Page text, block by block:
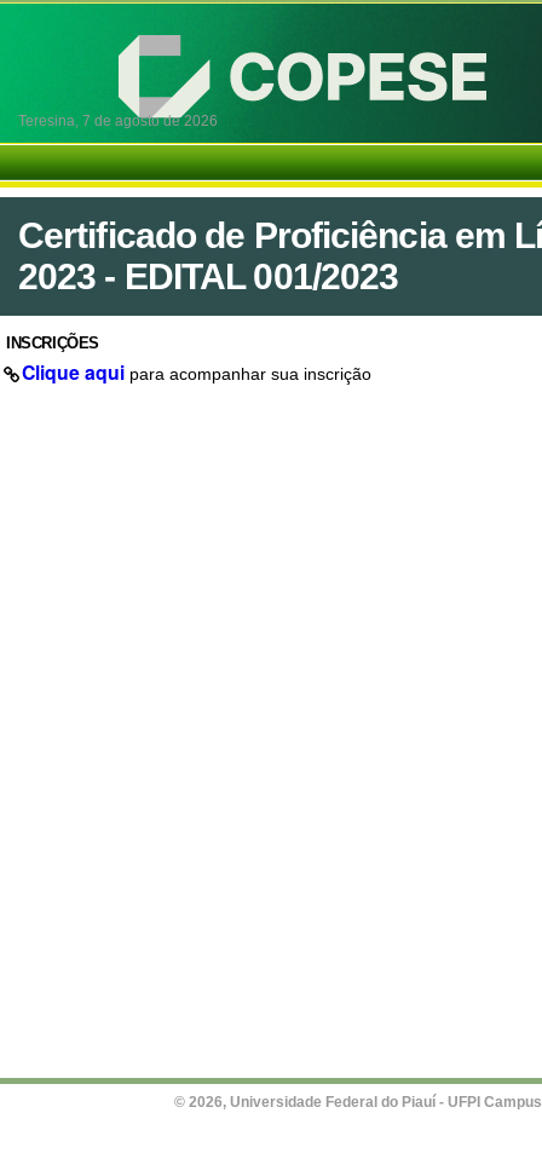
Teresina, 7 de agosto de 2026
Certificado de Proficiência em
2023 - EDITAL 001/2023
INSCRIÇÕES
Clique aqui para acompanhar sua inscrição
© 2026, Universidade Federal do Piauí - UFPI